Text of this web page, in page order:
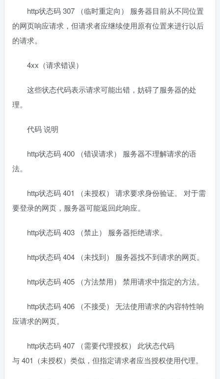
http状态码 307 （临时重定向） 服务器目前从不同位置
的网页响应请求，但请求者应继续使用原有位置来进行以后
的请求。
4xx（请求错误）
这些状态代码表示请求可能出错，妨碍了服务器的处
理。
代码 说明
http状态码 400 （错误请求） 服务器不理解请求的语
法。
http状态码 401 （未授权） 请求要求身份验证。 对于需
要登录的网页，服务器可能返回此响应。
http状态码 403 （禁止） 服务器拒绝请求。
http状态码 404 （未找到） 服务器找不到请求的网页。
http状态码 405 （方法禁用） 禁用请求中指定的方法。
http状态码 406 （不接受） 无法使用请求的内容特性响
应请求的网页。
http状态码 407 （需要代理授权） 此状态代码
与 401（未授权）类似，但指定请求者应当授权使用代理。